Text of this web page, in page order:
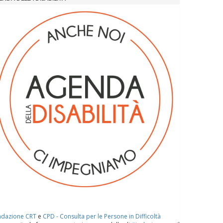
CRT e CPD - Consulta per le Persone in Difficoltà